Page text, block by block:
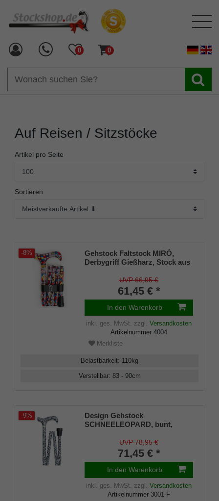
0 0
Auf Reisen / Sitzstöcke
Artikel pro Seite
Sortieren
-8%
Gehstock Faltstock MIRÓ,
Derbygriff Gießharz, Stock aus
faltbar, inklusiv Schlankpuffer,
Halteklammer und Tasche.
UVP 66,95 €
61,45 € *
In den Warenkorb
inkl. ges. MwSt. zzgl. Versandkosten
Artikelnummer 4004
Merkliste
Belastbarkeit: 110kg
Verstellbar: 83 - 90cm
-9%
Design Gehstock
SCHNEELEOPARD, bunt,
stabiles Leichtmetall,
höhenverstellbar und faltbar,
Schneeleopardenfell-
Optik,Gummipuffer.
UVP 78,95 €
71,45 € *
In den Warenkorb
inkl. ges. MwSt. zzgl. Versandkosten
Artikelnummer 3001-F